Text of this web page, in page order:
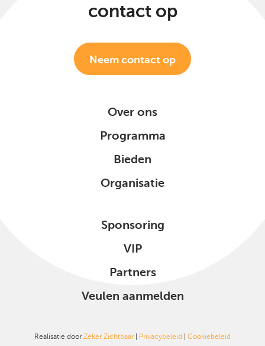
contact op
Neem contact op
Over ons
Programma
Bieden
Organisatie
Sponsoring
VIP
Partners
Veulen aanmelden
Realisatie door Zeker Zichtbaar Privacybeleid Cookiebeleid